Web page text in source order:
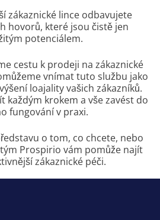
zákaznické lince odbavujete
hovorů, které jsou čistě jen
potenciálem.
cestu k prodeji na zákaznické
vnímat tuto službu jako
loajality vašich zákazníků.
každým krokem a vše zavést do
fungování v praxi.
o tom, co chcete, nebo
Prospirio vám pomůže najít
zákaznické péči.